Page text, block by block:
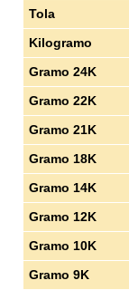
Tola
Kilogramo
Gramo 24K
Gramo 22K
Gramo 21K
Gramo 18K
Gramo 14K
Gramo 12K
Gramo 10K
Gramo 9K